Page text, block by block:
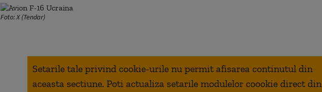
Foto: X (Tendar)
Setarile tale privind cookie-urile nu permit afisarea continutul din
aceasta sectiune. Poti actualiza setarile modulelor coookie direct din